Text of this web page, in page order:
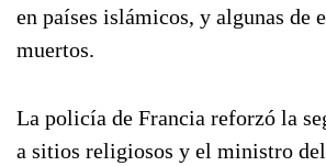
en países islámicos, y algunas de
muertos.
La policía de Francia reforzó la
a sitios religiosos y el ministro